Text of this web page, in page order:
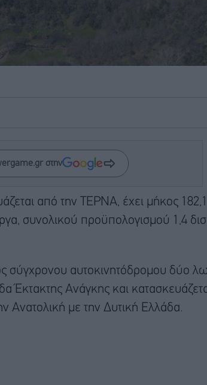
στην
από την ΤΕΡΝΑ, έχει μήκος
συνολικού προϋπολογισμού 1,4
σύγχρονου αυτοκινητόδρομου δύο
Ανάγκης και
Ανατολική με την Δυτική Ελλάδα.